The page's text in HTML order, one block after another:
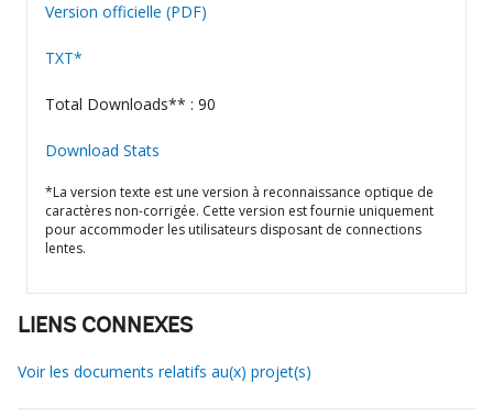
Version officielle (PDF)
TXT*
Total Downloads** : 90
Download Stats
*La version texte est une version à reconnaissance optique de
caractères non-corrigée. Cette version est fournie uniquement
pour accommoder les utilisateurs disposant de connections
lentes.
LIENS CONNEXES
Voir les documents relatifs au(x) projet(s)